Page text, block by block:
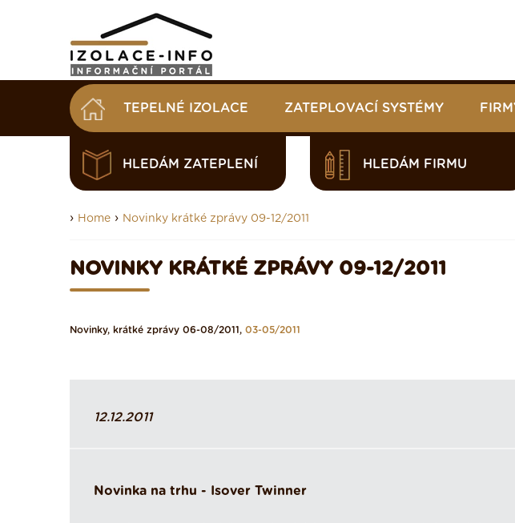
TEPELNÉ IZOLACE ZATEPLOVACÍ SYSTÉMY
HLEDÁM ZATEPLENÍ HLEDÁM FIRMU
› Home › Novinky krátké zprávy 09-12/2011
NOVINKY KRÁTKÉ ZPRÁVY 09-12/2011
Novinky, krátké zprávy 06-08/2011, 03-05/2011
12.12.2011
Novinka na trhu - Isover Twinner